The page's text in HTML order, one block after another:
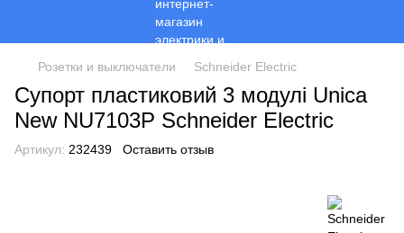
Розетки и выключатели Schneider Electric
Супорт пластиковий 3 модулі Unica
New NU7103P Schneider Electric
Артикул: 232439 Оставить отзыв